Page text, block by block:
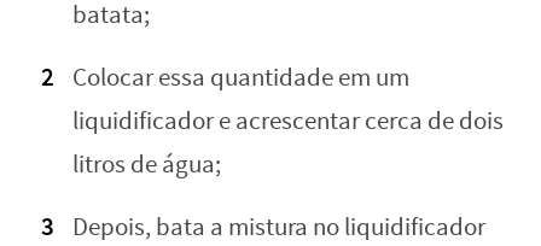
batata;
Colocar essa quantidade em um
liquidificador e acrescentar cerca de dois
litros de água;
Depois, bata a mistura no liquidificador